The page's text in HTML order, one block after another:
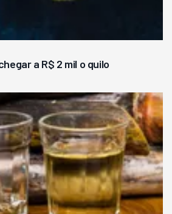
a R$ 2 mil o quilo